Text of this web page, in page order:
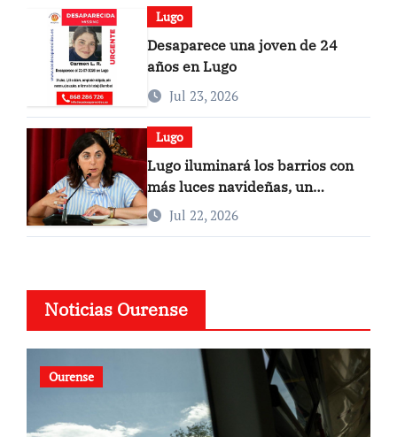
Lugo
Desaparece una joven de 24
años en Lugo
Jul 23, 2026
Lugo
Lugo iluminará los barrios con
más luces navideñas, un
carrusel y el regreso del Belén
Jul 22, 2026
Noticias Ourense
Ourense